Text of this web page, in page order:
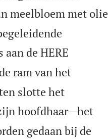
meelbloem met olie
de HERE
ram van het
slotte het
hoofdhaar—het
gedaan bij de